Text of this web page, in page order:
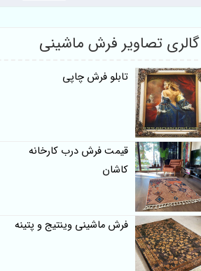
گالری تصاویر فرش ماشینی
تابلو فرش چاپی
قیمت فرش درب کارخانه
کاشان
فرش ماشینی وینتیج و پتینه